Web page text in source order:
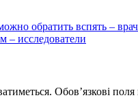
обратить вспять –
– исследователи
Обов’язкові поля